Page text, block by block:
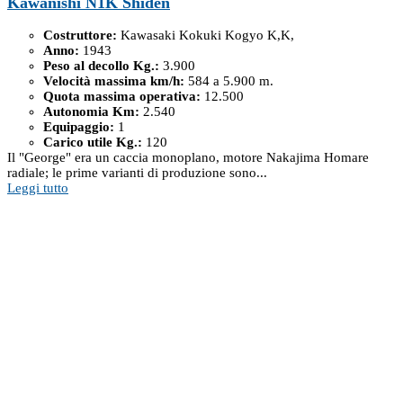
Costruttore: Kawasaki Kokuki Kogyo K,K,
Anno: 1943
Peso al decollo Kg.: 3.900
Velocità massima km/h: 584 a 5.900 m.
Quota massima operativa: 12.500
Autonomia Km: 2.540
Equipaggio: 1
Carico utile Kg.: 120
Il "George" era un caccia monoplano, motore Nakajima Homare
radiale; le prime varianti di produzione sono...
Leggi tutto